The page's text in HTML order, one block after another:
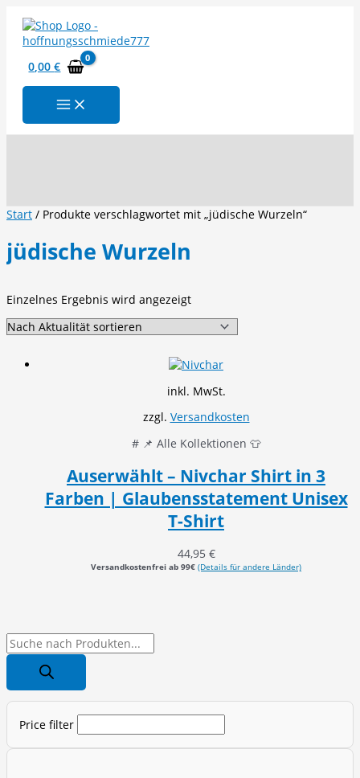
Inhalt
springen
0,00€
P
o
d
c
Price filter
Start / Produkte verschlagwortet mit „jüdische Wurzeln“
jüdische Wurzeln
Einzelnes Ergebnis wird angezeigt
inkl. MwSt.
zzgl. Versandkosten
# 📌 Alle Kollektionen 👕
Auserwählt – Nivchar Shirt in 3
Farben | Glaubensstatement Unisex
T-Shirt
44,95 €
Versandkostenfrei ab 99€ (Details für andere Länder)